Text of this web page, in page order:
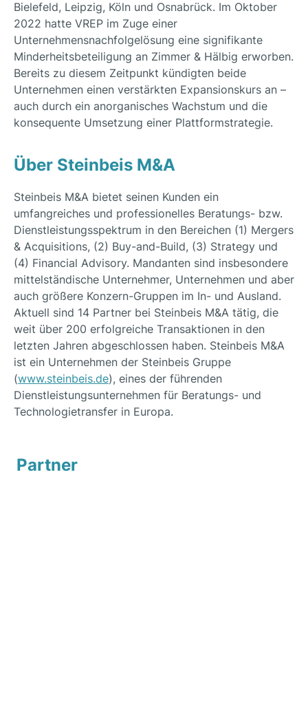
Bielefeld, Leipzig, Köln und Osnabrück. Im Oktober
2022 hatte VREP im Zuge einer
Unternehmensnachfolgelösung eine signifikante
Minderheitsbeteiligung an Zimmer & Hälbig erworben.
Bereits zu diesem Zeitpunkt kündigten beide
Unternehmen einen verstärkten Expansionskurs an –
auch durch ein anorganisches Wachstum und die
konsequente Umsetzung einer Plattformstrategie.
Über Steinbeis M&A
Steinbeis M&A bietet seinen Kunden ein
umfangreiches und professionelles Beratungs- bzw.
Dienstleistungsspektrum in den Bereichen (1) Mergers
& Acquisitions, (2) Buy-and-Build, (3) Strategy und
(4) Financial Advisory. Mandanten sind insbesondere
mittelständische Unternehmer, Unternehmen und aber
auch größere Konzern-Gruppen im In- und Ausland.
Aktuell sind 14 Partner bei Steinbeis M&A tätig, die
weit über 200 erfolgreiche Transaktionen in den
letzten Jahren abgeschlossen haben. Steinbeis M&A
ist ein Unternehmen der Steinbeis Gruppe
(www.steinbeis.de), eines der führenden
Dienstleistungsunternehmen für Beratungs- und
Technologietransfer in Europa.
Partner